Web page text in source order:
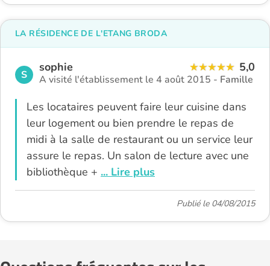
S
sophie 5,0
A visité l'établissement le 4 août 2015 - Famille
Les locataires peuvent faire leur cuisine dans
leur logement ou bien prendre le repas de
midi à la salle de restaurant ou un service leur
assure le repas. Un salon de lecture avec une
bibliothèque + ... Lire plus
LA RÉSIDENCE DE L'ETANG BRODA
Publié le 04/08/2015